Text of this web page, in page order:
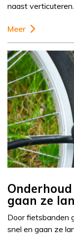
naast
Meer
gaan ze
Door fietsbanden
snel en gaan ze